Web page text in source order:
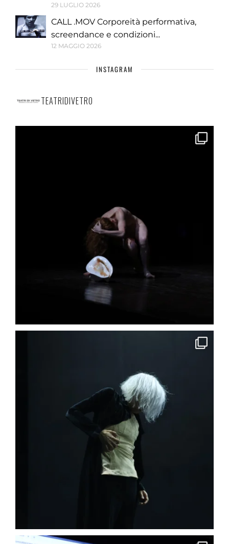
29 LUGLIO 2026
CALL .MOV Corporeità performativa,
screendance e condizioni...
12 MAGGIO 2026
INSTAGRAM
TEATRIDIVETRO